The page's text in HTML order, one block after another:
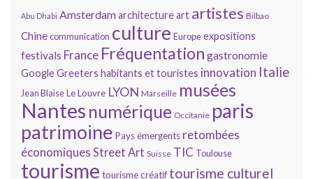
Abu Dhabi Amsterdamarchitectureart artistes Bilbao
Chinecommunication culture Europeexpositions
festivals France Fréquentation gastronomie
GoogleGreeters habitants et touristes innovation Italie
Jean BlaiseLe Louvre LYON Marseille musées
Nantes numérique Occitanie paris
patrimoine Pays émergents retombées
économiques Street Art Suisse TIC Toulouse
tourisme tourisme créatif tourisme culturel